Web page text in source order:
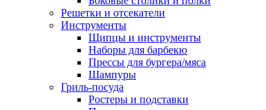
Решетки и отсекатели
Инструменты
Щипцы и инструменты
Наборы для барбекю
Прессы для бургера/мяса
Шампуры
Гриль-посуда
Ростеры и подставки